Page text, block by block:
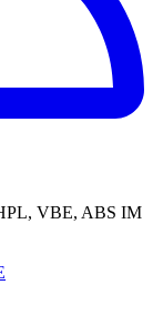
VBE, ABS IM